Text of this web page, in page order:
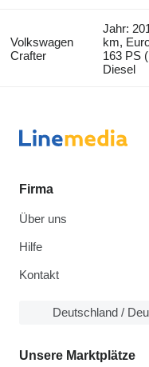
Volkswagen
Crafter
Jahr:
km,
163 PS
Diesel
Firma
Über uns
Hilfe
Kontakt
Deutschland /
Unsere Marktplätze